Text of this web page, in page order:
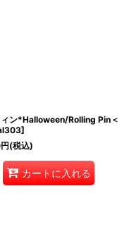
ン*Halloween/Rolling Pin＜
]
円(税込)
カートに入れる